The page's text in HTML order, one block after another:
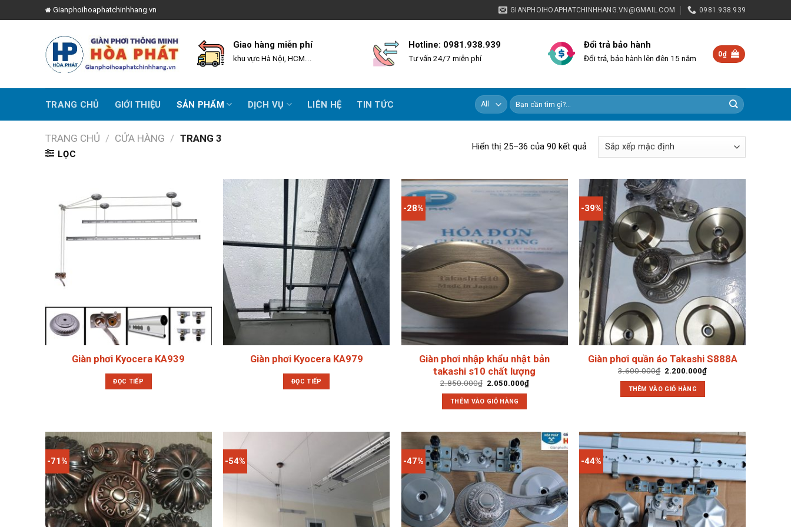
to
Gianphoihoaphatchinhhang.vn GIANPHOIHOAPHATCHINHHANG.VN@GMAIL.COM 0981.938.939
Giao hàng miễn phí
khu vực Hà Nội, HCM...
Hotline: 0981.938.939
Tư vấn 24/7 miễn phí
Đổi trả bảo hành
Đổi trả, bảo hành lên đên 15 năm
0₫
TRANG CHỦ GIỚI THIỆU SẢN PHẨM DỊCH VỤ LIÊN HỆ TIN TỨC
Tìm
kiếm:
TRANG CHỦ / CỬA HÀNG / TRANG 3
LỌC
Hiển thị 25–36 của 90 kết quả
Giàn phơi Kyocera KA939
ĐỌC TIẾP
Giàn phơi Kyocera KA979
ĐỌC TIẾP
-28%
Giàn phơi nhập khẩu nhật bản
takashi s10 chất lượng
2.850.000₫ Giá
là:
2.850.000₫.
2.050.000₫Giá
hiện
THÊM VÀO GIỎ HÀNG
-39%
Giàn phơi quần áo Takashi S888A
3.600.000₫ Giá
là:
3.600.000₫.
2.200.000₫Giá
THÊM VÀO GIỎ HÀNG
-71% -54% -47% -44%